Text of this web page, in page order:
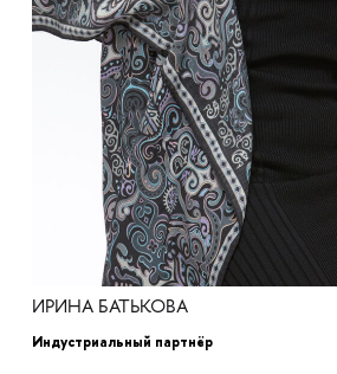
ИРИНА БАТЬКОВА
Индустриальный партнёр